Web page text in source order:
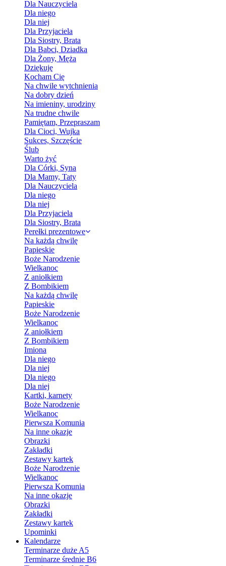
Dla Nauczyciela
Dla niego
Dla niej
Dla Przyjaciela
Dla Siostry, Brata
Dla Babci, Dziadka
Dla Żony, Męża
Dziękuję
Kocham Cię
Na chwile wytchnienia
Na dobry dzień
Na imieniny, urodziny
Na trudne chwile
Pamiętam, Przepraszam
Dla Cioci, Wujka
Sukces, Szczęście
Ślub
Warto żyć
Dla Córki, Syna
Dla Mamy, Taty
Dla Nauczyciela
Dla niego
Dla niej
Dla Przyjaciela
Dla Siostry, Brata
Perełki prezentowe
Na każdą chwilę
Papieskie
Boże Narodzenie
Wielkanoc
Z aniołkiem
Z Bombikiem
Na każdą chwilę
Papieskie
Boże Narodzenie
Wielkanoc
Z aniołkiem
Z Bombikiem
Imiona
Dla niego
Dla niej
Dla niego
Dla niej
Kartki, karnety
Boże Narodzenie
Wielkanoc
Pierwsza Komunia
Na inne okazje
Obrazki
Zakładki
Zestawy kartek
Boże Narodzenie
Wielkanoc
Pierwsza Komunia
Na inne okazje
Obrazki
Zakładki
Zestawy kartek
Upominki
Kalendarze
Terminarze duże A5
Terminarze średnie B6